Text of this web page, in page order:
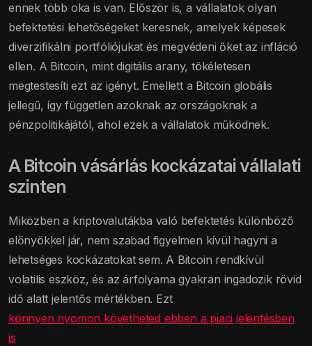
ennek több oka is van. Először is, a vállalatok olyan
befektetési lehetőségeket keresnek, amelyek képesek
diverzifikálni portfóliójukat és megvédeni őket az infláció
ellen. A Bitcoin, mint digitális arany, tökéletesen
megtestesíti ezt az igényt. Emellett a Bitcoin globális
jellegű, így független azoknak az országoknak a
pénzpolitikájától, ahol ezek a vállalatok működnek.
A Bitcoin vásárlás kockázatai vállalati
szinten
Miközben a kriptovalutákba való befektetés különböző
előnyökkel jár, nem szabad figyelmen kívül hagyni a
lehetséges kockázatokat sem. A Bitcoin rendkívül
volatilis eszköz, és az árfolyama gyakran ingadozik rövid
idő alatt jelentős mértékben. Ezt
könnyen nyomon követheted ebben a piaci jelentésben
is